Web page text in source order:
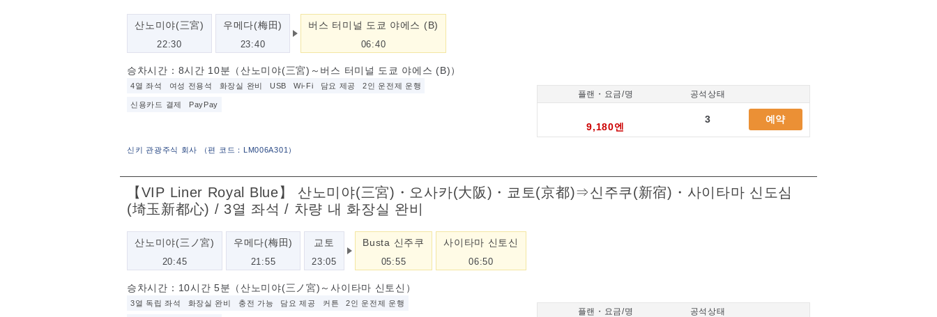
신키 관광주식 회사 （편 코드：LM006A301 ）
산노미야(三宮)
22:30
우메다(梅田)
23:40
버스 터미널 도쿄 야에스 (B)
06:40
승차시간：8시간 10분（산노미야(三宮)～버스 터미널 도쿄 야에스 (B)）
4열 좌석 여성 전용석 화장실 완비 USB Wi-Fi 담요 제공 2인 운전제 운행
신용카드 결제 PayPay
플랜・요금/명 공석상태
9,180엔
3 예약
【VIP Liner Royal Blue】 산노미야(三宮)・오사카(大阪)・쿄토(京都)⇒신주쿠(新宿)・사이타마 신도심
(埼玉新都心) / 3열 좌석 / 차량 내 화장실 완비
산노미야(三ノ宮)
20:45
우메다(梅田)
21:55
교토
23:05
Busta 신주쿠
05:55
사이타마 신토신
06:50
승차시간：10시간 5분（산노미야(三ノ宮)～사이타마 신토신）
3열 독립 좌석 화장실 완비 충전 가능 담요 제공 커튼 2인 운전제 운행
플랜・요금/명 공석상태